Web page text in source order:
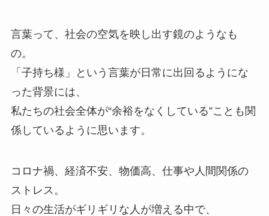
言葉って、社会の空気を映し出す鏡のようなも
の。
「子持ち様」という言葉が日常に出回るようにな
った背景には、
私たちの社会全体が“余裕をなくしている”ことも関
係しているように思います。
コロナ禍、経済不安、物価高、仕事や人間関係の
ストレス。
日々の生活がギリギリな人が増える中で、